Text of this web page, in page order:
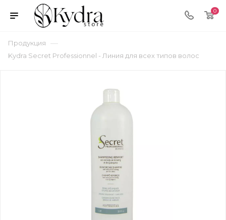
0
Продукция —
Kydra Secret Professionnel - Линия для всех типов волос